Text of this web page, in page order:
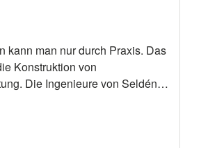
kann man nur durch Praxis. Das
Konstruktion von
Die Ingenieure von Seldén